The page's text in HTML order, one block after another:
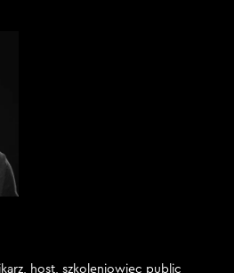
host, szkoleniowiec public